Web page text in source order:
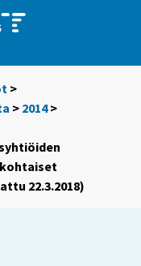
>
> 2014>
22.3.2018)